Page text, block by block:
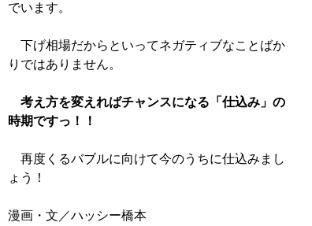
でいます。
下げ相場だからといってネガティブなことばか
りではありません。
考え方を変えればチャンスになる「仕込み」の
時期ですっ！！
再度くるバブルに向けて今のうちに仕込みまし
ょう！